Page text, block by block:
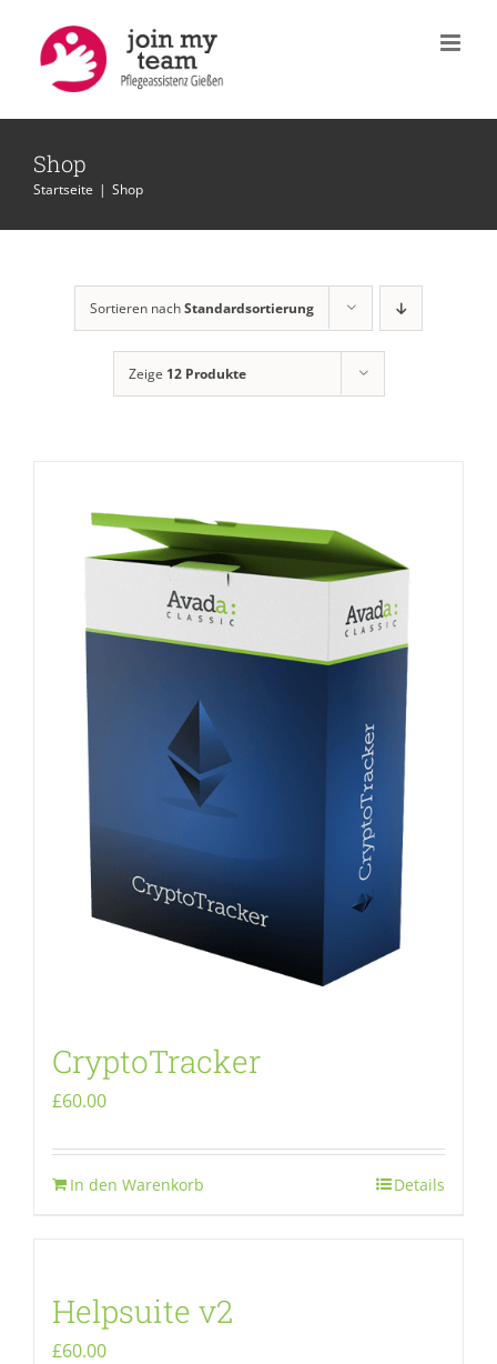
Inhalt
springen
Shop
Startseite | Shop
Sortieren nachStandardsortierung
Zeige 12 Produkte
CryptoTracker
£60.00
In den Warenkorb Details
Helpsuite v2
£60.00